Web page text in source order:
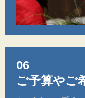
06
ご予算やご